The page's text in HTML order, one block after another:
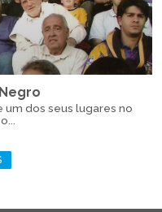
dos seus lugares no